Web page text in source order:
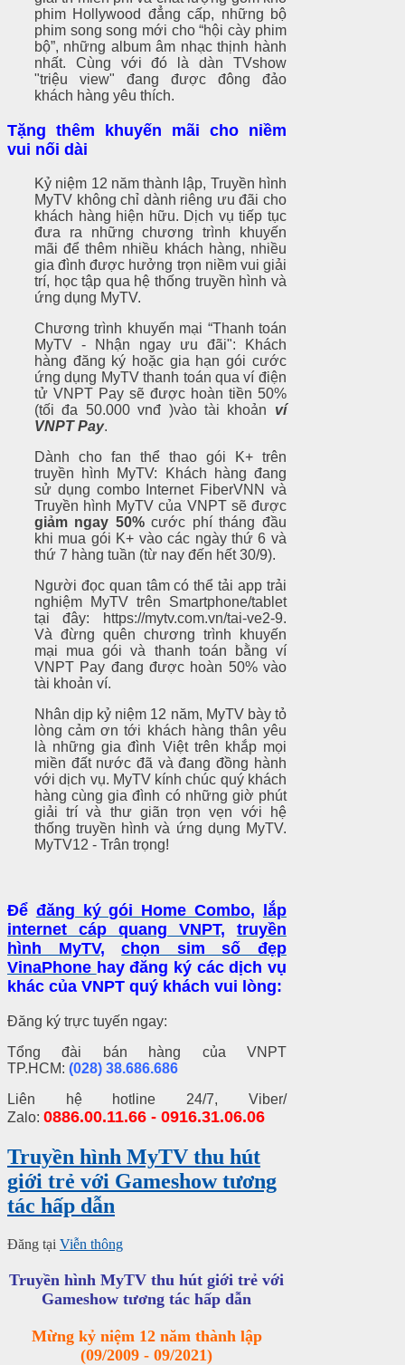
phim Hollywood đẳng cấp, những bộ
phim song song mới cho “hội cày phim
bộ”, những album âm nhạc thịnh hành
nhất. Cùng với đó là dàn TVshow
"triệu view" đang được đông đảo
khách hàng yêu thích.
Tặng thêm khuyến mãi cho niềm
vui nối dài
Kỷ niệm 12 năm thành lập, Truyền hình
MyTV không chỉ dành riêng ưu đãi cho
khách hàng hiện hữu. Dịch vụ tiếp tục
đưa ra những chương trình khuyến
mãi để thêm nhiều khách hàng, nhiều
gia đình được hưởng trọn niềm vui giải
trí, học tập qua hệ thống truyền hình và
ứng dụng MyTV.
Chương trình khuyến mại “Thanh toán
MyTV - Nhận ngay ưu đãi": Khách
hàng đăng ký hoặc gia hạn gói cước
ứng dụng MyTV thanh toán qua ví điện
tử VNPT Pay sẽ được hoàn tiền 50%
(tối đa 50.000 vnđ )vào tài khoản ví
VNPT Pay.
Dành cho fan thể thao gói K+ trên
truyền hình MyTV: Khách hàng đang
sử dụng combo Internet FiberVNN và
Truyền hình MyTV của VNPT sẽ được
giảm ngay 50%cước phí tháng đầu
khi mua gói K+ vào các ngày thứ 6 và
thứ 7 hàng tuần (từ nay đến hết 30/9).
Người đọc quan tâm có thể tải app trải
nghiệm MyTV trên Smartphone/tablet
tại đây: https://mytv.com.vn/tai-ve2-9.
Và đừng quên chương trình khuyến
mại mua gói và thanh toán bằng ví
VNPT Pay đang được hoàn 50% vào
tài khoản ví.
Nhân dịp kỷ niệm 12 năm, MyTV bày tỏ
lòng cảm ơn tới khách hàng thân yêu
là những gia đình Việt trên khắp mọi
miền đất nước đã và đang đồng hành
với dịch vụ. MyTV kính chúc quý khách
hàng cùng gia đình có những giờ phút
giải trí và thư giãn trọn vẹn với hệ
thống truyền hình và ứng dụng MyTV.
MyTV12 - Trân trọng!
Để đăng ký gói Home Combo,
lắp
internet cáp quang VNPT, truyền
hình MyTV,chọn sim số đẹp
VinaPhone hay đăng ký các dịch vụ
khác của VNPT quý khách vui lòng:
Đăng ký trực tuyến ngay:
Tổng đài bán hàng của VNPT
TP.HCM: (028) 38.686.686
Liên hệ hotline 24/7, Viber/
Zalo: 0886.00.11.66 - 0916.31.06.06
Truyền hình MyTV thu hút
giới trẻ với Gameshow tương
tác hấp dẫn
Đăng tại Viễn thông
Truyền hình MyTV thu hút giới trẻ với
Gameshow tương tác hấp dẫn
Mừng kỷ niệm 12 năm thành lập
(09/2009 - 09/2021)